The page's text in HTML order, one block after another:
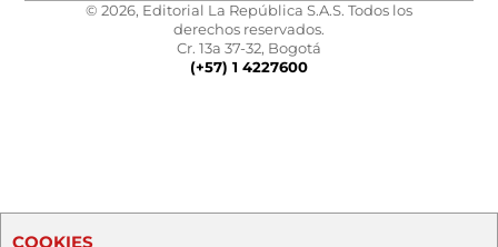
© 2026, Editorial La República S.A.S. Todos los
derechos reservados.
Cr. 13a 37-32, Bogotá
(+57) 1 4227600
COOKIES